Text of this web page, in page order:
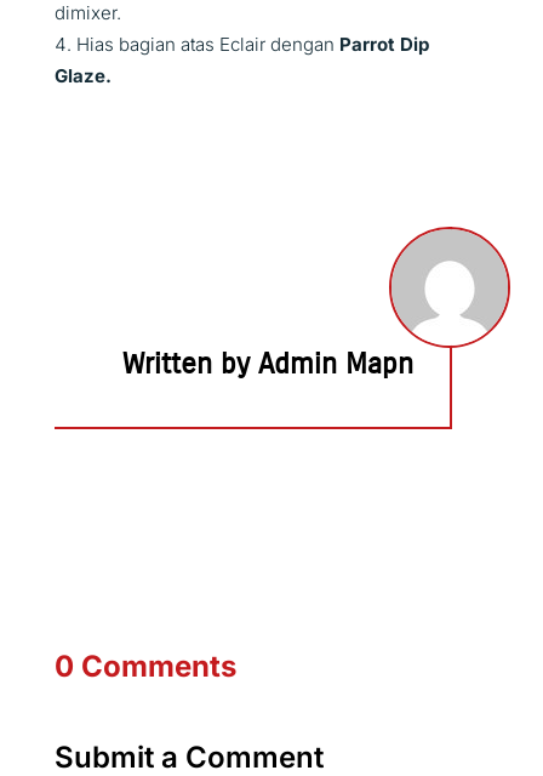
dimixer.
Hias bagian atas Eclair dengan Parrot Dip
Glaze.
Written by Admin Mapn
0 Comments
Submit a Comment